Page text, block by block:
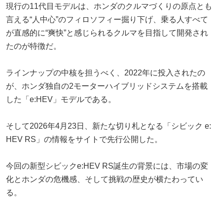
現行の11代目モデルは、ホンダのクルマづくりの原点とも
言える“人中心”のフィロソフィー掘り下げ、乗る人すべて
が直感的に“爽快”と感じられるクルマを目指して開発され
たのが特徴だ。
ラインナップの中核を担うべく、2022年に投入されたの
が、ホンダ独自の2モーターハイブリッドシステムを搭載
した「e:HEV」モデルである。
そして2026年4月23日、新たな切り札となる「シビック e:
HEV RS」の情報をサイトで先行公開した。
今回の新型シビックe:HEV RS誕生の背景には、市場の変
化とホンダの危機感、そして挑戦の歴史が横たわってい
る。